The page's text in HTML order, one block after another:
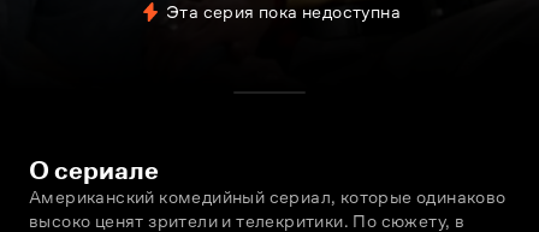
Эта серия пока недоступна
О сериале
Американский комедийный сериал, которые одинаково
высоко ценят зрители и телекритики. По сюжету, в